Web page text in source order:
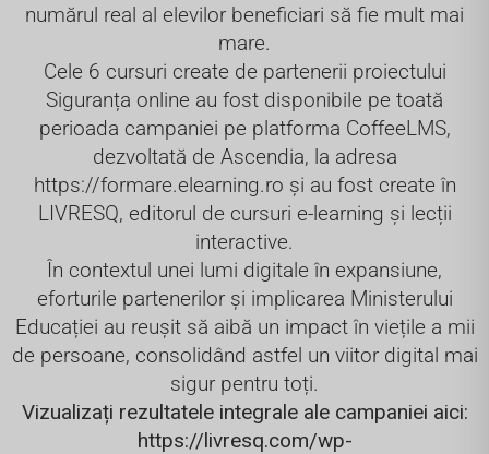
numărul real al elevilor beneficiari să fie mult mai
mare.
Cele 6 cursuri create de partenerii proiectului
Siguranța online au fost disponibile pe toată
perioada campaniei pe platforma CoffeeLMS,
dezvoltată de Ascendia, la adresa
https://formare.elearning.ro și au fost create în
LIVRESQ, editorul de cursuri e-learning și lecții
interactive.
În contextul unei lumi digitale în expansiune,
eforturile partenerilor și implicarea Ministerului
Educației au reușit să aibă un impact în viețile a mii
de persoane, consolidând astfel un viitor digital mai
sigur pentru toți.
Vizualizați rezultatele integrale ale campaniei aici:
https://livresq.com/wp-